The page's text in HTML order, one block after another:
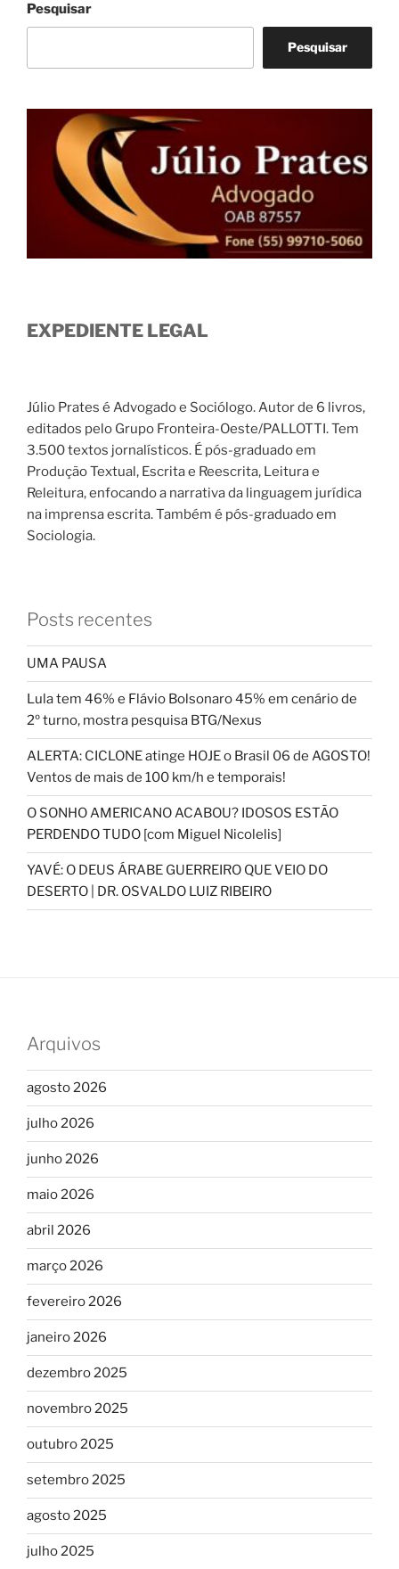
Pesquisar
Pesquisar
EXPEDIENTE LEGAL
Júlio Prates é Advogado e Sociólogo. Autor de 6 livros,
editados pelo Grupo Fronteira-Oeste/PALLOTTI. Tem
3.500 textos jornalísticos. É pós-graduado em
Produção Textual, Escrita e Reescrita, Leitura e
Releitura, enfocando a narrativa da linguagem jurídica
na imprensa escrita. Também é pós-graduado em
Sociologia.
Posts recentes
UMA PAUSA
Lula tem 46% e Flávio Bolsonaro 45% em cenário de
2º turno, mostra pesquisa BTG/Nexus
ALERTA: CICLONE atinge HOJE o Brasil 06 de AGOSTO!
Ventos de mais de 100 km/h e temporais!
O SONHO AMERICANO ACABOU? IDOSOS ESTÃO
PERDENDO TUDO [com Miguel Nicolelis]
YAVÉ: O DEUS ÁRABE GUERREIRO QUE VEIO DO
DESERTO | DR. OSVALDO LUIZ RIBEIRO
Arquivos
agosto 2026
julho 2026
junho 2026
maio 2026
abril 2026
março 2026
fevereiro 2026
janeiro 2026
dezembro 2025
novembro 2025
outubro 2025
setembro 2025
agosto 2025
julho 2025